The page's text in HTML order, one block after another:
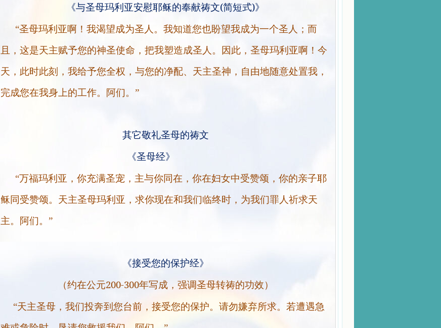
《与圣母玛利亚安慰耶稣的奉献祷文(简短式)》
“圣母玛利亚啊！我渴望成为圣人。我知道您也盼望我成为一个圣人；而
且，这是天主赋予您的神圣使命，把我塑造成圣人。因此，圣母玛利亚啊！今
天，此时此刻，我给予您全权，与您的净配、天主圣神，自由地随意处置我，
完成您在我身上的工作。阿们。”
其它敬礼圣母的祷文
《圣母经》
“万福玛利亚，你充满圣宠，主与你同在，你在妇女中受赞颂，你的亲子耶
稣同受赞颂。天主圣母玛利亚，求你现在和我们临终时，为我们罪人祈求天
主。阿们。”
《接受您的保护经》
（约在公元200-300年写成，强调圣母转祷的功效）
“天主圣母，我们投奔到您台前，接受您的保护。请勿嫌弃所求。若遭遇急